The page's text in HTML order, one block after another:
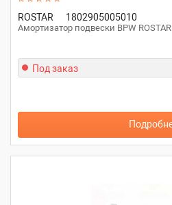
ROSTAR 1802905005010
Амортизатор подвески BPW
Под заказ